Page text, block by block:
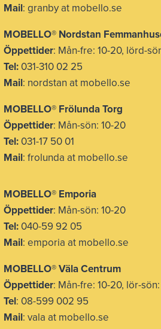
Mail: granby at mobello.se
MOBELLO® Nordstan
Öppettider: Mån-fre: 10-20, lörd-
Tel: 031-310 02 25
Mail: nordstan at mobello.se
MOBELLO® Frölunda Torg
Öppettider: Mån-sön: 10-20
Tel: 031-17 50 01
Mail: frolunda at mobello.se
MOBELLO® Emporia
Öppettider: Mån-sön: 10-20
Tel: 040-59 92 05
Mail: emporia at mobello.se
MOBELLO® Väla Centrum
Öppettider: Mån-fre: 10-20, lör-sön:
Tel: 08-599 002 95
Mail: vala at mobello.se